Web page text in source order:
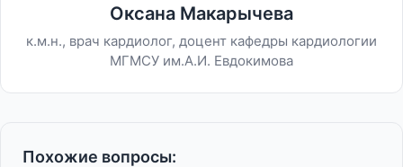
Оксана Макарычева
к.м.н., врач кардиолог, доцент кафедры кардиологии
МГМСУ им.А.И. Евдокимова
Похожие вопросы: